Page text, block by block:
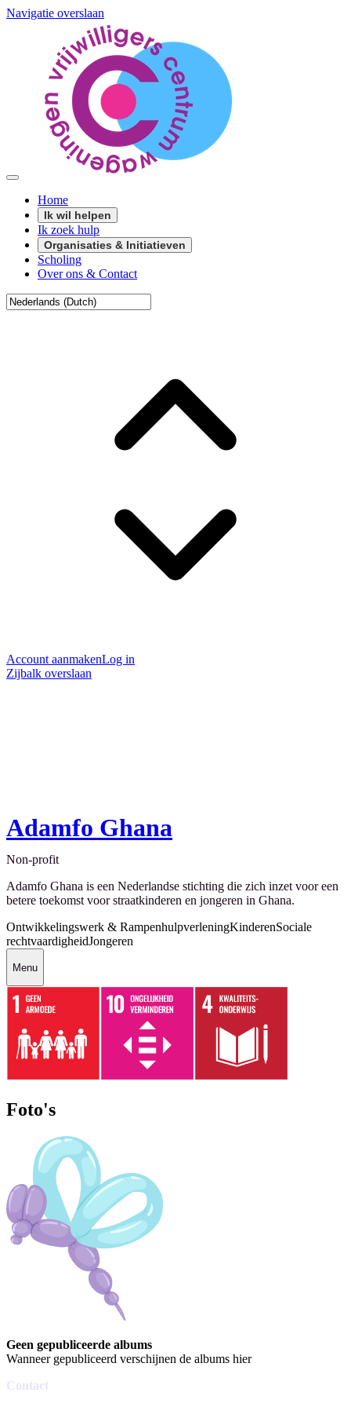
Navigatie overslaan
Home
Ik wil helpen
Ik zoek hulp
Organisaties & Initiatieven
Scholing
Over ons & Contact
Account aanmakenLog in
Zijbalk overslaan
Adamfo Ghana
Non-profit
Adamfo Ghana is een Nederlandse stichting die zich inzet voor een
betere toekomst voor straatkinderen en jongeren in Ghana.
Ontwikkelingswerk & RampenhulpverleningKinderenSociale
rechtvaardigheidJongeren
Menu
Foto's
Geen gepubliceerde albums
Wanneer gepubliceerd verschijnen de albums hier
Contact